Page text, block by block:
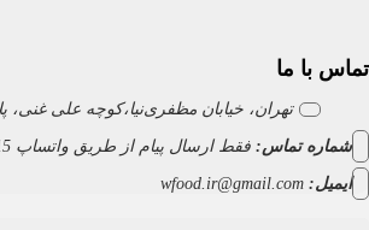
با ما
تهران، خیابان مظفری‌نیا،کوچه علی غنی، پلاک
تماس:فقط ارسال پیام از طریق واتساپ 09226284015
wfood.ir@gmail.com